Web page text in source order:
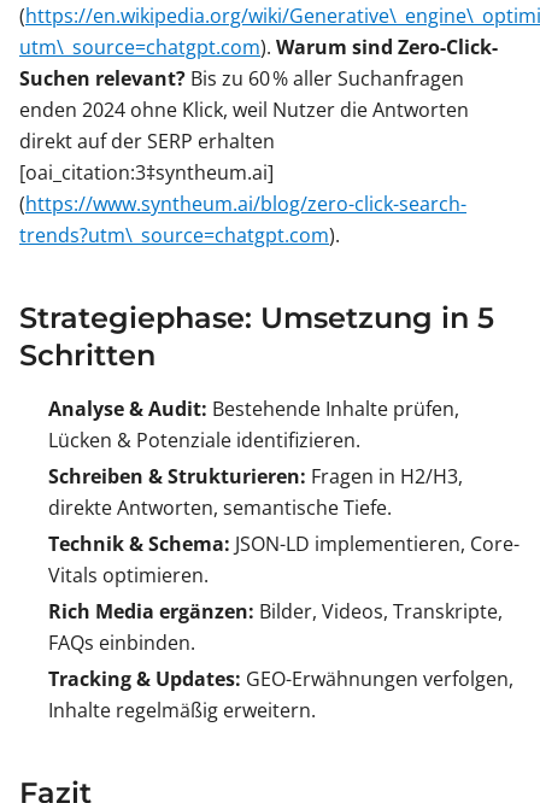
(https://en.wikipedia.org/wiki/
utm\_source=chatgpt.com). Warum sind Zero-Click-
Suchen relevant? Bis zu 60 % aller Suchanfragen
enden 2024 ohne Klick, weil Nutzer die Antworten
direkt auf der SERP erhalten
[oai_citation:3‡syntheum.ai]
(https://www.syntheum.ai/blog/zero-click-search-
trends?utm\_source=chatgpt.com).
Strategiephase: Umsetzung in 5
Schritten
Analyse & Audit: Bestehende Inhalte prüfen,
Lücken & Potenziale identifizieren.
Schreiben & Strukturieren: Fragen in H2/H3,
direkte Antworten, semantische Tiefe.
Technik & Schema: JSON-LD implementieren, Core-
Vitals optimieren.
Rich Media ergänzen: Bilder, Videos, Transkripte,
FAQs einbinden.
Tracking & Updates: GEO-Erwähnungen verfolgen,
Inhalte regelmäßig erweitern.
Fazit